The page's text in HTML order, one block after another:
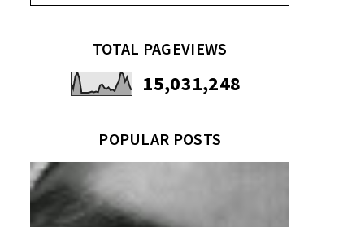
TOTAL PAGEVIEWS
15,031,248
POPULAR POSTS